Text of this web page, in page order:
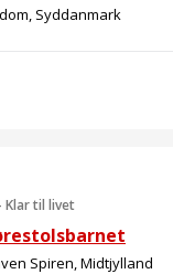
Syddanmark
Klar til livet
Spiren, Midtjylland